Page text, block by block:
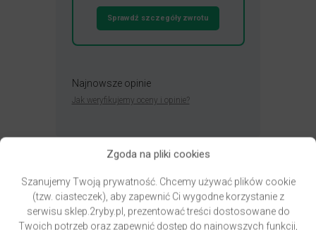
Zgoda na pliki cookies
Szanujemy Twoją prywatność. Chcemy używać plików cookie
(tzw. ciasteczek), aby zapewnić Ci wygodne korzystanie z
serwisu sklep.2ryby.pl, prezentować treści dostosowane do
Twoich potrzeb oraz zapewnić dostęp do najnowszych funkcji,
Sprawdź szczegóły zwrotu
Najnowsze opinie
Jak weryfikujemy oceny i opinie?
Przydatne linki
Newsletter – zapisz się i zyskaj